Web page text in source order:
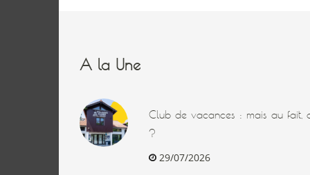
A la Une
Club de vacances : mais au fait,
?
29/07/2026